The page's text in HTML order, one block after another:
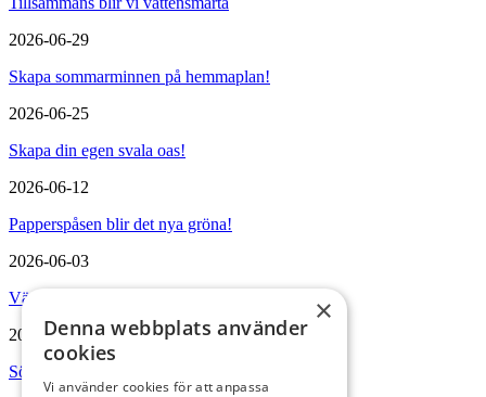
2026-06-29
Skapa sommarminnen på hemmaplan!
2026-06-25
Skapa din egen svala oas!
2026-06-12
Papperspåsen blir det nya gröna!
2026-06-03
Vädersäkra sommarfesten!
2026-04-09
Söker du en ny lokal till din verksamhet?
×
Denna webbplats använder
cookies
Vi använder cookies för att anpassa